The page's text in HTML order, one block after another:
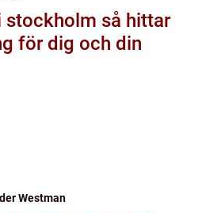
så hittar
för dig och din
Westman